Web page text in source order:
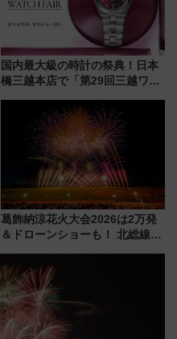
国内最大級の時計の祭典！日本
橋三越本店で「第29回三越ワー
【2026年8月5日～25日】
葛飾納涼花火大会2026は2万発
＆ドローンショーも！ 北総線を
車、観覧スポット情報と周辺観
光まとめ（7/28開催）